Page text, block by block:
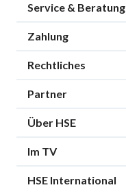
Service & Beratung
Zahlung
Rechtliches
Partner
Über HSE
Im TV
HSE International